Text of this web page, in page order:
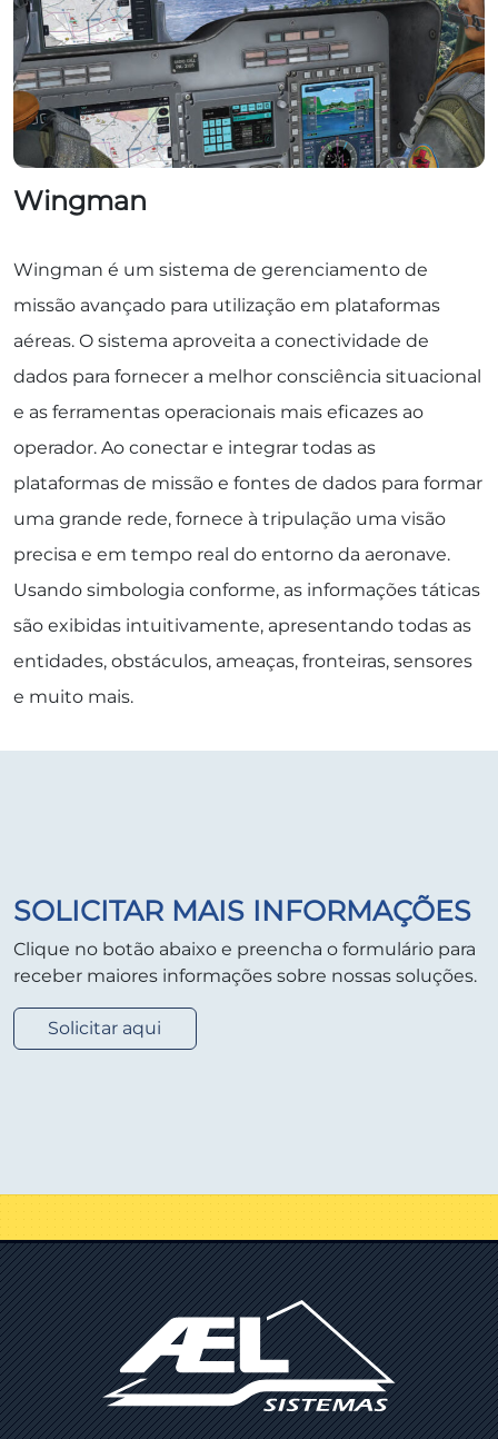
Wingman
Wingman é um sistema de gerenciamento de
missão avançado para utilização em plataformas
aéreas. O sistema aproveita a conectividade de
dados para fornecer a melhor consciência situacional
e as ferramentas operacionais mais eficazes ao
operador. Ao conectar e integrar todas as
plataformas de missão e fontes de dados para formar
uma grande rede, fornece à tripulação uma visão
precisa e em tempo real do entorno da aeronave.
Usando simbologia conforme, as informações táticas
são exibidas intuitivamente, apresentando todas as
entidades, obstáculos, ameaças, fronteiras, sensores
e muito mais.
SOLICITAR MAIS INFORMAÇÕES
Clique no botão abaixo e preencha o formulário para
receber maiores informações sobre nossas soluções.
Solicitar aqui